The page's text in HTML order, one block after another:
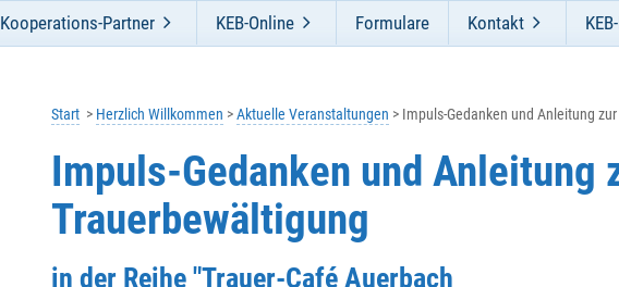
Kooperations-Partner KEB-Online Formulare Kontakt
Start Herzlich Willkommen Aktuelle Veranstaltungen Impuls-Gedanken und Anleitung
Impuls-Gedanken und Anleitung
Trauerbewältigung
in der Reihe "Trauer-Café Auerbach